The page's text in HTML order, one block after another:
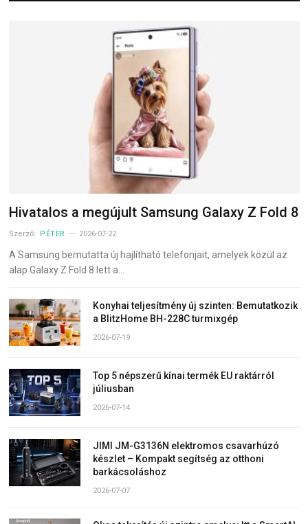
Hivatalos a megújult Samsung Galaxy Z Fold 8
Szerző: PÉTER 2026-07-22
A Samsung bemutatta új hajlítható telefonjait, amelyek közül az
alap Galaxy Z Fold 8 lett a…
Konyhai teljesítmény új szinten: Bemutatkozik
a BlitzHome BH-228C turmixgép
2026-07-19
Top 5 népszerű kínai termék EU raktárról
júliusban
2026-07-14
JIMI JM-G3136N elektromos csavarhúzó
készlet – Kompakt segítség az otthoni
barkácsoláshoz
2026-07-07